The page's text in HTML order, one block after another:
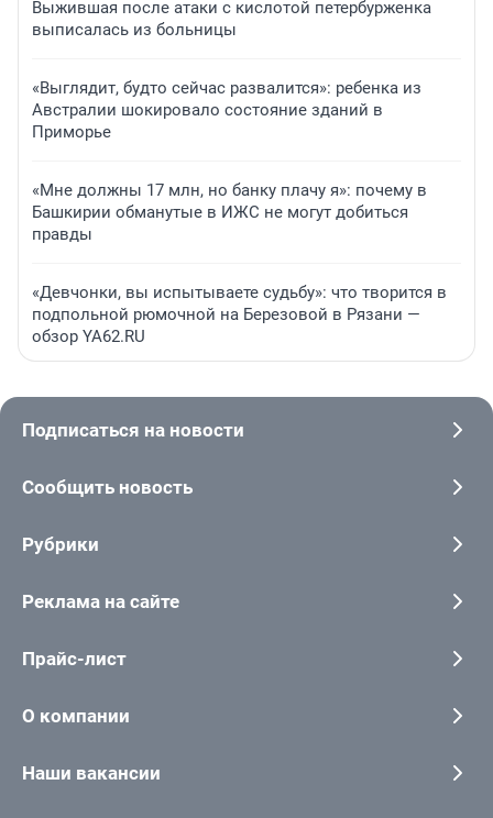
Выжившая после атаки с кислотой петербурженка
выписалась из больницы
«Выглядит, будто сейчас развалится»: ребенка из
Австралии шокировало состояние зданий в
Приморье
«Мне должны 17 млн, но банку плачу я»: почему в
Башкирии обманутые в ИЖС не могут добиться
правды
«Девчонки, вы испытываете судьбу»: что творится в
подпольной рюмочной на Березовой в Рязани —
обзор YA62.RU
Подписаться на новости
Сообщить новость
Рубрики
Реклама на сайте
Прайс-лист
О компании
Наши вакансии